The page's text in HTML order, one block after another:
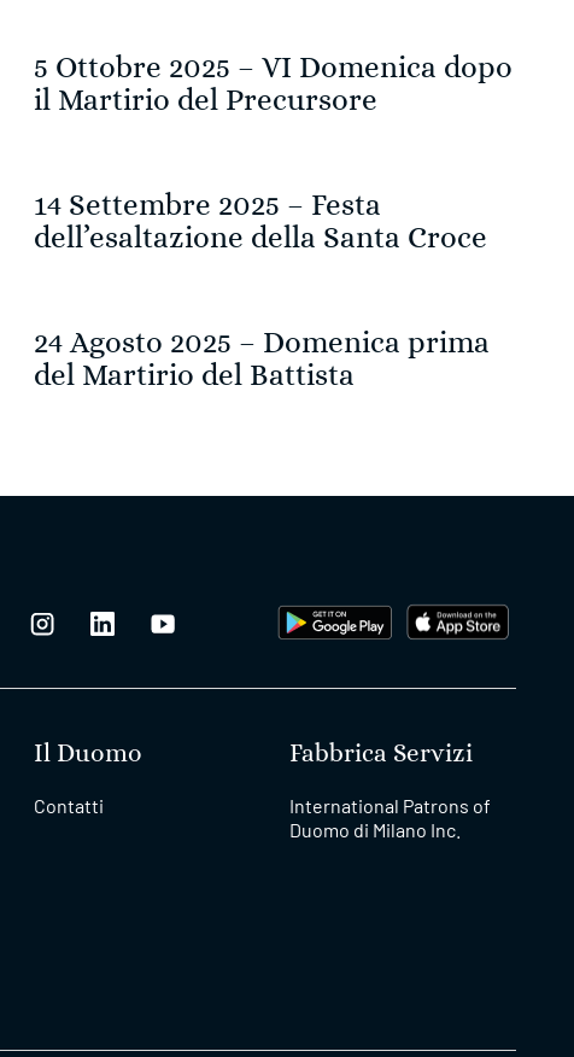
5 Ottobre 2025 – VI Domenica dopo
il Martirio del Precursore
14 Settembre 2025 – Festa
dell’esaltazione della Santa Croce
24 Agosto 2025 – Domenica prima
del Martirio del Battista
Il Duomo
Contatti
Fabbrica Servizi
International Patrons of
Duomo di Milano Inc.